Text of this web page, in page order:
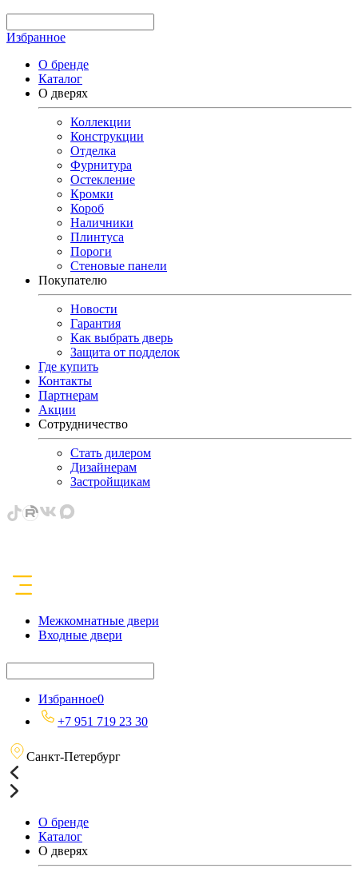
Избранное
О бренде
Каталог
О дверях
Коллекции
Конструкции
Отделка
Фурнитура
Остекление
Кромки
Короб
Наличники
Плинтуса
Пороги
Стеновые панели
Покупателю
Новости
Гарантия
Как выбрать дверь
Защита от подделок
Где купить
Контакты
Партнерам
Акции
Сотрудничество
Стать дилером
Дизайнерам
Застройщикам
Межкомнатные двери
Входные двери
Избранное0
+7 951 719 23 30
Санкт-Петербург
О бренде
Каталог
О дверях